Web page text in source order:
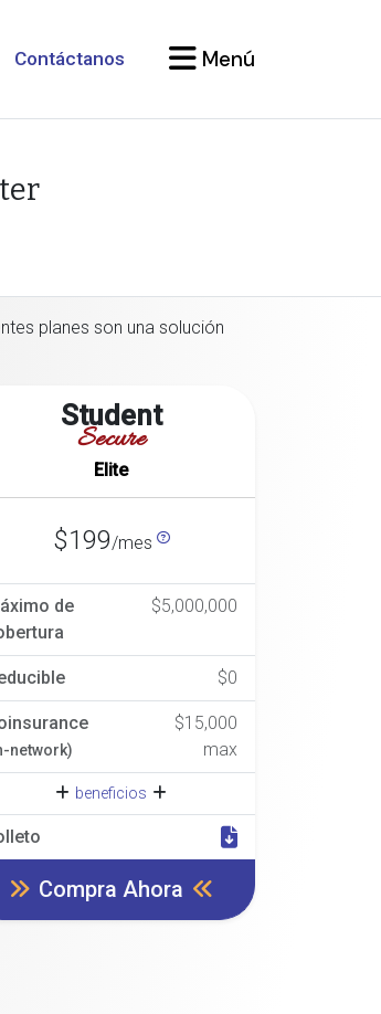
Contáctanos Menú
planes son una solución
Student
Secure
Elite
$199/mes
de
$5,000,000
$0
network)
$15,000
max
beneficios
Compra Ahora